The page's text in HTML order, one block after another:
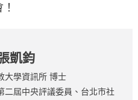
凱鈞
大學資訊所 博士
二屆中央評議委員、台北市社